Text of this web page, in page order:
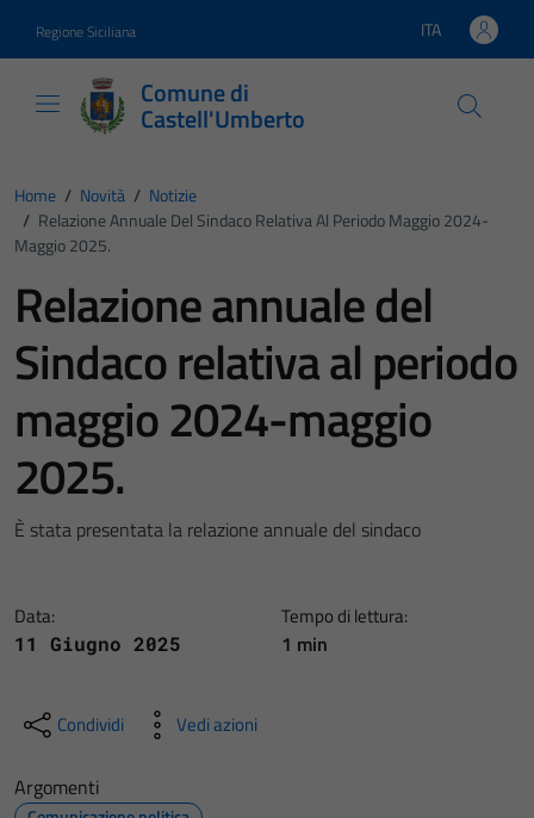
Regione Siciliana Lingua attiva:
ITA
Comune di
Castell'Umberto
Home / Novità / Notizie
/ Relazione Annuale Del Sindaco Relativa Al Periodo Maggio 2024-
Maggio 2025.
Relazione annuale del
Sindaco relativa al periodo
maggio 2024-maggio
2025.
È stata presentata la relazione annuale del sindaco
Data:
11 Giugno 2025
Tempo di lettura:
1 min
Condividi Vedi azioni
Argomenti